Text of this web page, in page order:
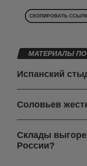
СКОПИРОВАТЬ
МАТЕРИАЛЫ
Испанский
Соловьев
Склады
России?